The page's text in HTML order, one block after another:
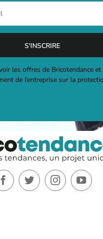
les offres de Bricotendance et
de l’entreprise sur la